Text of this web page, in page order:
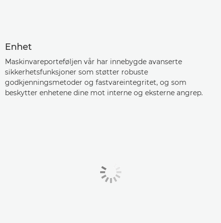
Enhet
Maskinvareporteføljen vår har innebygde avanserte
sikkerhetsfunksjoner som støtter robuste
godkjenningsmetoder og fastvareintegritet, og som
beskytter enhetene dine mot interne og eksterne angrep.